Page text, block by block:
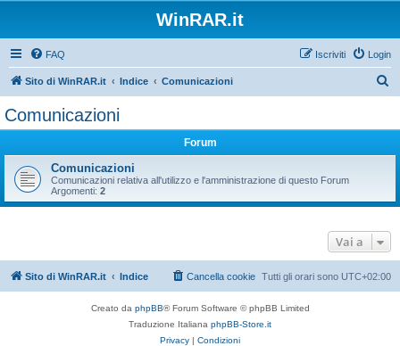
WinRAR.it
FAQ Login
Iscriviti
Sito di WinRAR.it Indice Comunicazioni
Comunicazioni
Forum
Comunicazioni
Comunicazioni relativa all'utilizzo e l'amministrazione di questo Forum
Argomenti: 2
Vai a
Sito di WinRAR.it Indice Tutti gli orari sono UTC+02:00
Cancella cookie
Creato da phpBB® Forum Software © phpBB Limited
Traduzione Italiana phpBB-Store.it
Privacy | Condizioni